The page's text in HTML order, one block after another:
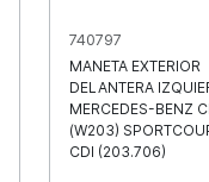
740797
MANETA EXTERIOR
DELANTERA
MERCEDES-BENZ
(W203)
CDI (203.706)